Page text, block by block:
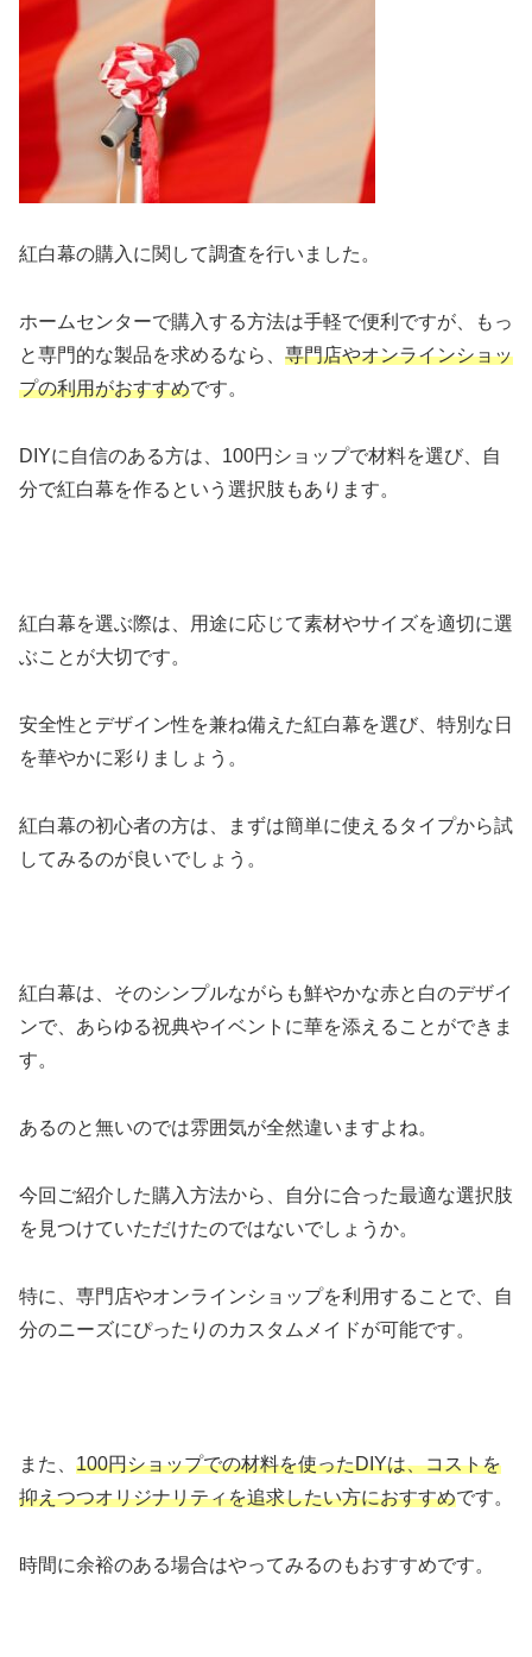
紅白幕の購入に関して調査を行いました。
ホームセンターで購入する方法は手軽で便利ですが、もっ
と専門的な製品を求めるなら、 専門店やオンラインショッ
プの利用がおすすめです。
DIYに自信のある方は、100円ショップで材料を選び、自
分で紅白幕を作るという選択肢もあります。
紅白幕を選ぶ際は、用途に応じて素材やサイズを適切に選
ぶことが大切です。
安全性とデザイン性を兼ね備えた紅白幕を選び、特別な日
を華やかに彩りましょう。
紅白幕の初心者の方は、まずは簡単に使えるタイプから試
してみるのが良いでしょう。
紅白幕は、そのシンプルながらも鮮やかな赤と白のデザイ
ンで、あらゆる祝典やイベントに華を添えることができま
す。
あるのと無いのでは雰囲気が全然違いますよね。
今回ご紹介した購入方法から、自分に合った最適な選択肢
を見つけていただけたのではないでしょうか。
特に、専門店やオンラインショップを利用することで、自
分のニーズにぴったりのカスタムメイドが可能です。
また、 100円ショップでの材料を使ったDIYは、コストを
抑えつつオリジナリティを追求したい方におすすめです。
時間に余裕のある場合はやってみるのもおすすめです。